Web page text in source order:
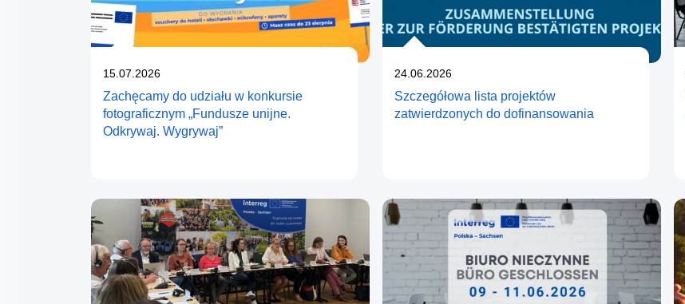
Opublikowano
15.07.2026
Zachęcamy do udziału w konkursie
fotograficznym „Fundusze unijne.
Odkrywaj. Wygrywaj”
Opublikowano
24.06.2026
Szczegółowa lista projektów
zatwierdzonych do dofinansowania